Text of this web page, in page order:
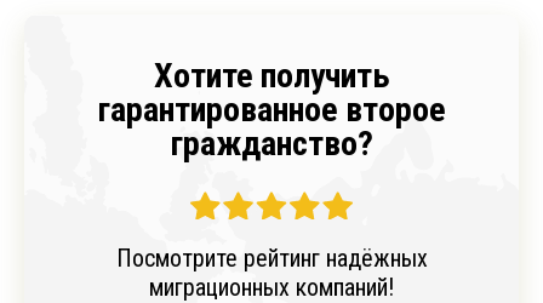
Хотите получить
гарантированное второе
гражданство?
Посмотрите рейтинг надёжных
миграционных компаний!